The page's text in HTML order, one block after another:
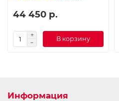
44 450 р.
В корзину
Информация